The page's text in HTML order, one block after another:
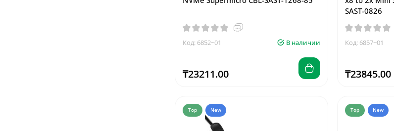
Код: 6852~01 В наличии
₸23211.00
SAST-0826
Код: 6857~01
₸23845.00
Top New Top New